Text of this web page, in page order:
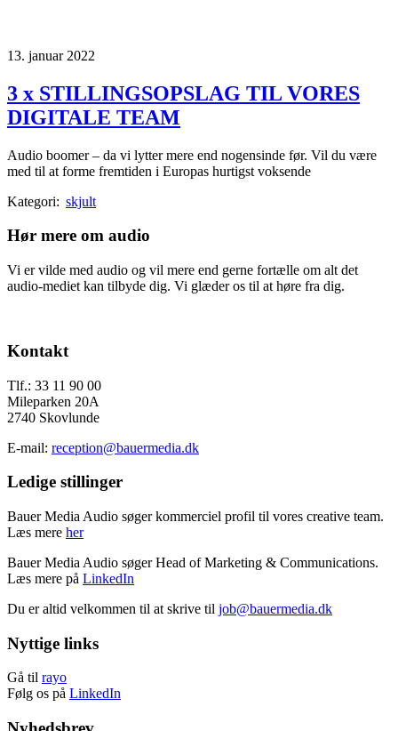
13. januar 2022
3 x STILLINGSOPSLAG TIL VORES
DIGITALE TEAM
Audio boomer – da vi lytter mere end nogensinde før. Vil du være
med til at forme fremtiden i Europas hurtigst voksende
Kategori: skjult
Hør mere om audio
Vi er vilde med audio og vil mere end gerne fortælle om alt det
audio-mediet kan tilbyde dig. Vi glæder os til at høre fra dig.
Footer
Kontakt
Tlf.: 33 11 90 00
Mileparken 20A
2740 Skovlunde
E-mail: reception@bauermedia.dk
Ledige stillinger
Bauer Media Audio søger kommerciel profil til vores creative team.
Læs mere her
Bauer Media Audio søger Head of Marketing & Communications.
Læs mere på LinkedIn
Du er altid velkommen til at skrive til job@bauermedia.dk
Nyttige links
Gå til rayo
Følg os på LinkedIn